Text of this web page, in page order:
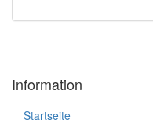
Information
Startseite